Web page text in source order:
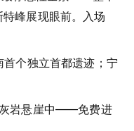
峰展现眼前。入场
首个独立首都遗迹；宁
岩悬崖中——免费进